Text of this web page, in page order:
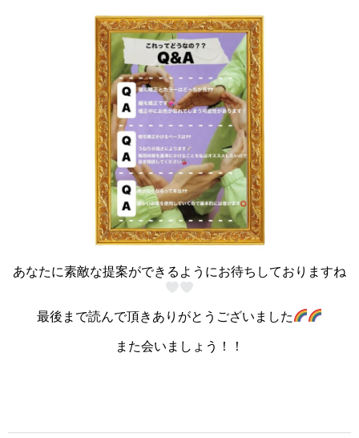
あなたに素敵な提案ができるようにお待ちしておりますね
最後まで読んで頂きありがとうございました
また会いましょう！！